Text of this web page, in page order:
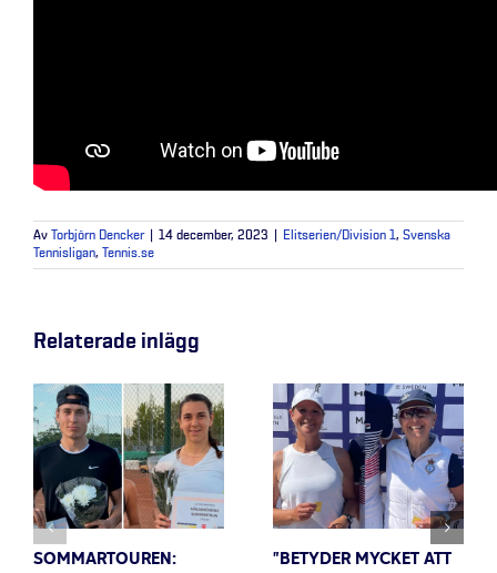
Av Torbjörn Dencker 14 december, 2023 Elitserien/Division 1, Svenska
Tennisligan, Tennis.se
Relaterade inlägg
SOMMARTOUREN:
”BETYDER MYCKET ATT